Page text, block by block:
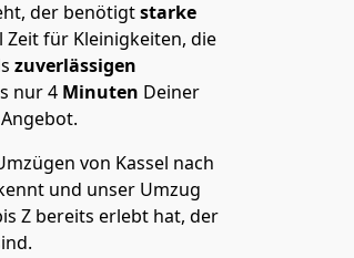
der benötigtstarke
für Kleinigkeiten, die
zuverlässigen
nur4 Minuten Deiner
von Kassel nach
und unser Umzug
Z bereits erlebt hat, der